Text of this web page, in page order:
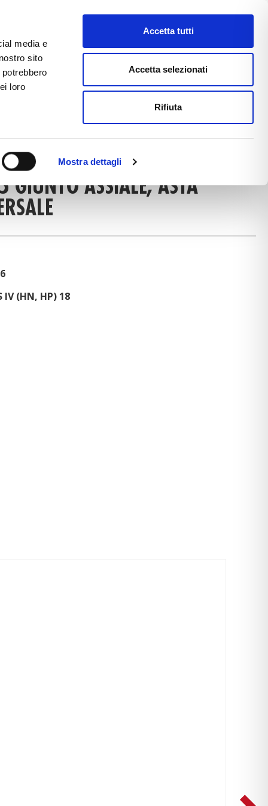
media e
sito
loro
Mostra dettagli
Accetta tutti
Accetta selezionati
Rifiuta
E-COMMERCE FAST NEWS
DETAIL
GIUNTO ASSIALE, ASTA
IV (HN, HP) 18